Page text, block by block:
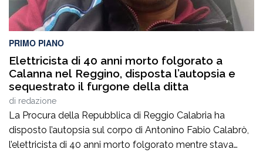
PRIMO PIANO
Elettricista di 40 anni morto folgorato a
Calanna nel Reggino, disposta l’autopsia e
sequestrato il furgone della ditta
di redazione
La Procura della Repubblica di Reggio Calabria ha
disposto l’autopsia sul corpo di Antonino Fabio Calabrò,
l’elettricista di 40 anni morto folgorato mentre stava